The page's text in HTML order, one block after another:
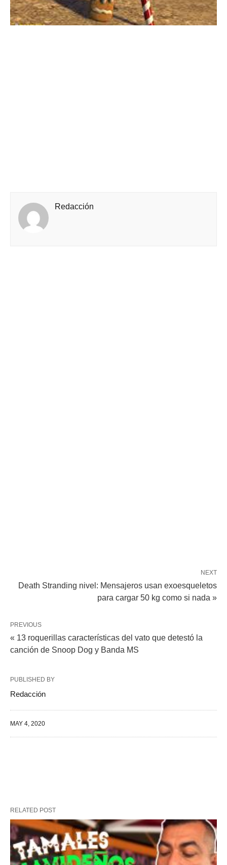
Redacción
NEXT
Death Stranding nivel: Mensajeros usan exoesqueletos
para cargar 50 kg como si nada »
PREVIOUS
« 13 roquerillas características del vato que detestó la
canción de Snoop Dog y Banda MS
PUBLISHED BY
Redacción
MAY 4, 2020
RELATED POST